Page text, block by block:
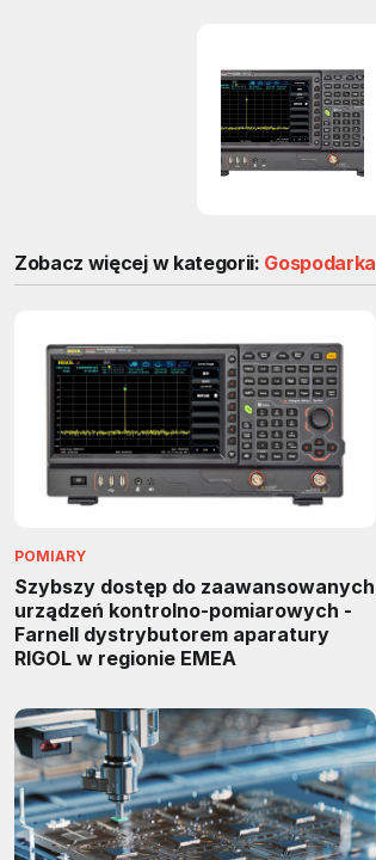
Zobacz więcej w kategorii: Gospodarka
POMIARY
Szybszy dostęp do zaawansowanych
urządzeń kontrolno-pomiarowych -
Farnell dystrybutorem aparatury
RIGOL w regionie EMEA